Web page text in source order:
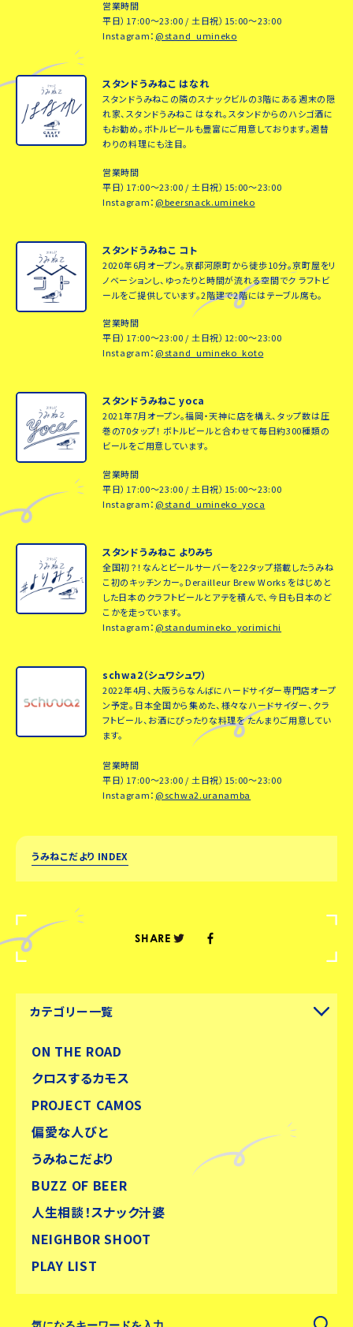
営業時間
平日）17:00～23:00 / 土日祝）15:00～23:00
Instagram： @stand_umineko
スタンドうみねこ はなれ
スタンドうみねこの隣のスナックビルの3階にある週末の隠
れ家、スタンドうみねこ はなれ。スタンドからのハシゴ酒に
もお勧め。ボトルビールも豊富にご用意しております。週替
わりの料理にも注目。
営業時間
平日）17:00～23:00 / 土日祝）15:00～23:00
Instagram： @beersnack.umineko
スタンドうみねこ コト
2020年6月オープン。京都河原町から徒歩10分。京町屋をリ
ノベーションし、ゆったりと時間が流れる空間でク ラフトビ
ールをご提供しています。2階建で2階にはテーブル席も。
営業時間
平日）17:00～23:00 / 土日祝）12:00～23:00
Instagram： @stand_umineko_koto
スタンドうみねこ yoca
2021年7月オープン。福岡・天神に店を構え、タップ数は圧
巻の70タップ！ ボトルビールと合わせて毎日約300種類の
ビールをご用意しています。
営業時間
平日）17:00～23:00 / 土日祝）15:00～23:00
Instagram： @stand_umineko_yoca
スタンドうみねこ よりみち
全国初？！なんとビールサーバーを22タップ搭載したうみね
こ初のキッチンカー。Derailleur Brew Works をはじめと
した日本のクラフトビールとアテを積んで、今日も日本のど
こかを走っています。
Instagram： @standumineko_yorimichi
schwa2（シュワシュワ）
2022年4月、大阪うらなんばにハードサイダー専門店オープ
ン予定。日本全国から集めた、様々なハードサイダー、クラ
フトビール、お酒にぴったりな料理を たんまりご用意してい
ます。
営業時間
平日）17:00～23:00 / 土日祝）15:00～23:00
Instagram： @schwa2.uranamba
うみねこだより INDEX
SHARE
カテゴリー一覧
ON THE ROAD
クロスするカモス
PROJECT CAMOS
偏愛な人びと
うみねこだより
BUZZ OF BEER
人生相談！スナック汁婆
NEIGHBOR SHOOT
PLAY LIST